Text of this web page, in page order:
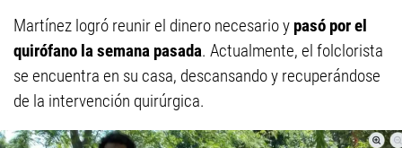
Martínez logró reunir el dinero necesario y pasó por el
quirófano la semana pasada. Actualmente, el folclorista
se encuentra en su casa, descansando y recuperándose
de la intervención quirúrgica.